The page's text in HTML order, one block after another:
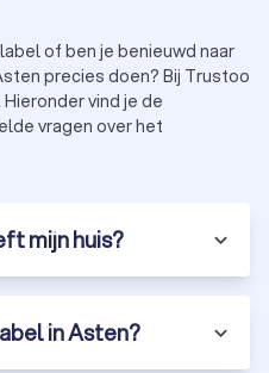
of ben je benieuwd naar
precies doen? Bij Trustoo
vind je de
vragen over het
mijn huis?
in Asten?